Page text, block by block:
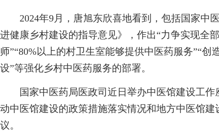
2024年9月，唐旭东欣喜地看到，包括国家中
进健康乡村建设的指导意见》，作出“力争实现全
师”“80%以上的村卫生室能够提供中医药服务”“
设”等强化乡村中医药服务的部署。
国家中医药局医政司近日举办中医馆建设工作
动中医馆建设的政策措施落实情况和地方中医馆
议。